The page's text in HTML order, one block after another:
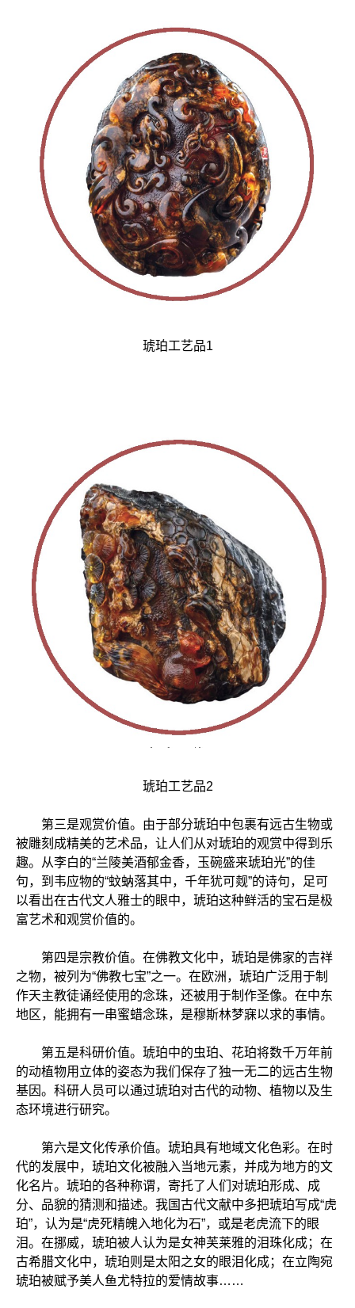
琥珀工艺品1
琥珀工艺品2
第三是观赏价值。由于部分琥珀中包裹有远古生物或
被雕刻成精美的艺术品，让人们从对琥珀的观赏中得到乐
趣。从李白的“兰陵美酒郁金香，玉碗盛来琥珀光”的佳
句，到韦应物的“蚊蚋落其中，千年犹可觌”的诗句，足可
以看出在古代文人雅士的眼中，琥珀这种鲜活的宝石是极
富艺术和观赏价值的。
第四是宗教价值。在佛教文化中，琥珀是佛家的吉祥
之物，被列为“佛教七宝”之一。在欧洲，琥珀广泛用于制
作天主教徒诵经使用的念珠，还被用于制作圣像。在中东
地区，能拥有一串蜜蜡念珠，是穆斯林梦寐以求的事情。
第五是科研价值。琥珀中的虫珀、花珀将数千万年前
的动植物用立体的姿态为我们保存了独一无二的远古生物
基因。科研人员可以通过琥珀对古代的动物、植物以及生
态环境进行研究。
第六是文化传承价值。琥珀具有地域文化色彩。在时
代的发展中，琥珀文化被融入当地元素，并成为地方的文
化名片。琥珀的各种称谓，寄托了人们对琥珀形成、成
分、品貌的猜测和描述。我国古代文献中多把琥珀写成“虎
珀”，认为是“虎死精魄入地化为石”，或是老虎流下的眼
泪。在挪威，琥珀被人认为是女神芙莱雅的泪珠化成；在
古希腊文化中，琥珀则是太阳之女的眼泪化成；在立陶宛
琥珀被赋予美人鱼尤特拉的爱情故事……